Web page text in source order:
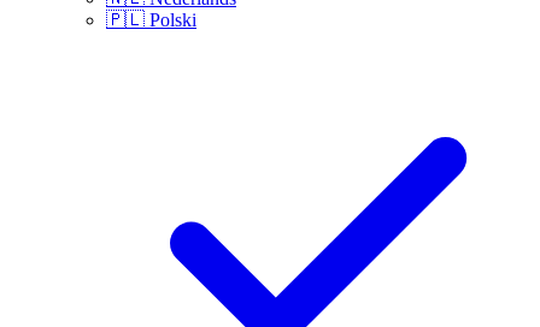
🇵🇱 Polski